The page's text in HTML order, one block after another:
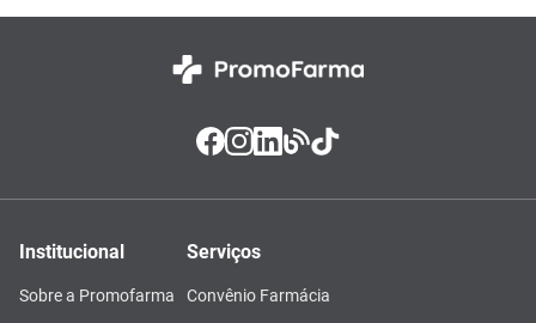
Institucional
Sobre a Promofarma
Serviços
Convênio Farmácia